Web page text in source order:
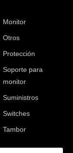
Monitor
Otros
Protección
Soporte para
monitor
Suministros
Switches
Tambor